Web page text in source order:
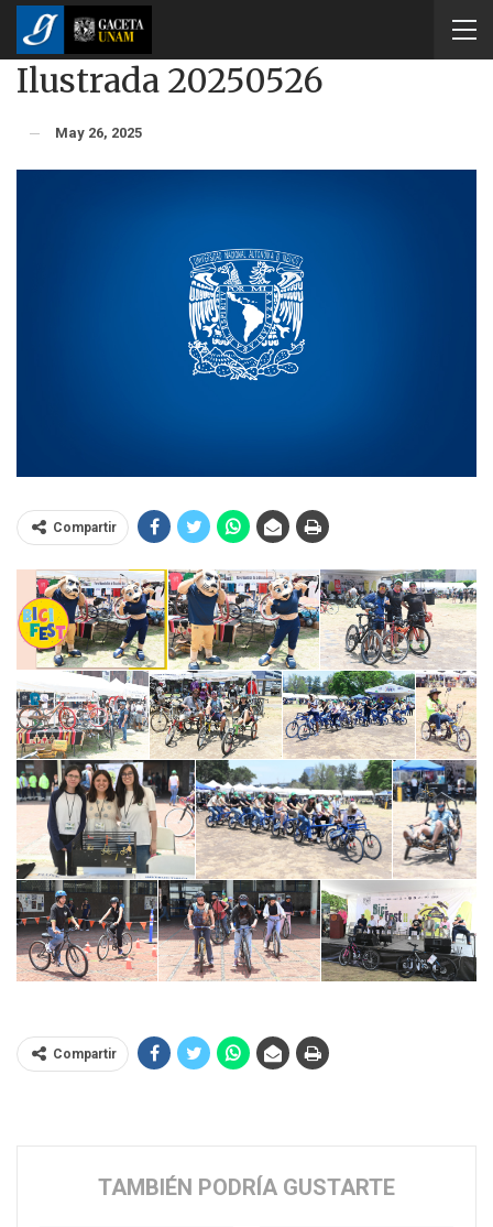
Ilustrada 20250526
May 26, 2025
Compartir
Compartir
TAMBIÉN PODRÍA GUSTARTE